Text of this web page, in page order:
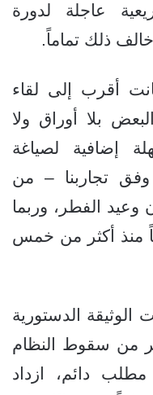
عاجلة لدورة
ذلك تماماً.
أقرب إلى لقاء
بلا أوراق ولا
إضافية لصياغة
تجاربنا – من
وعيد الفطر، وربما
منذ أكثر من خمس
الدستورية
من سقوط النظام
دائم، ازداد